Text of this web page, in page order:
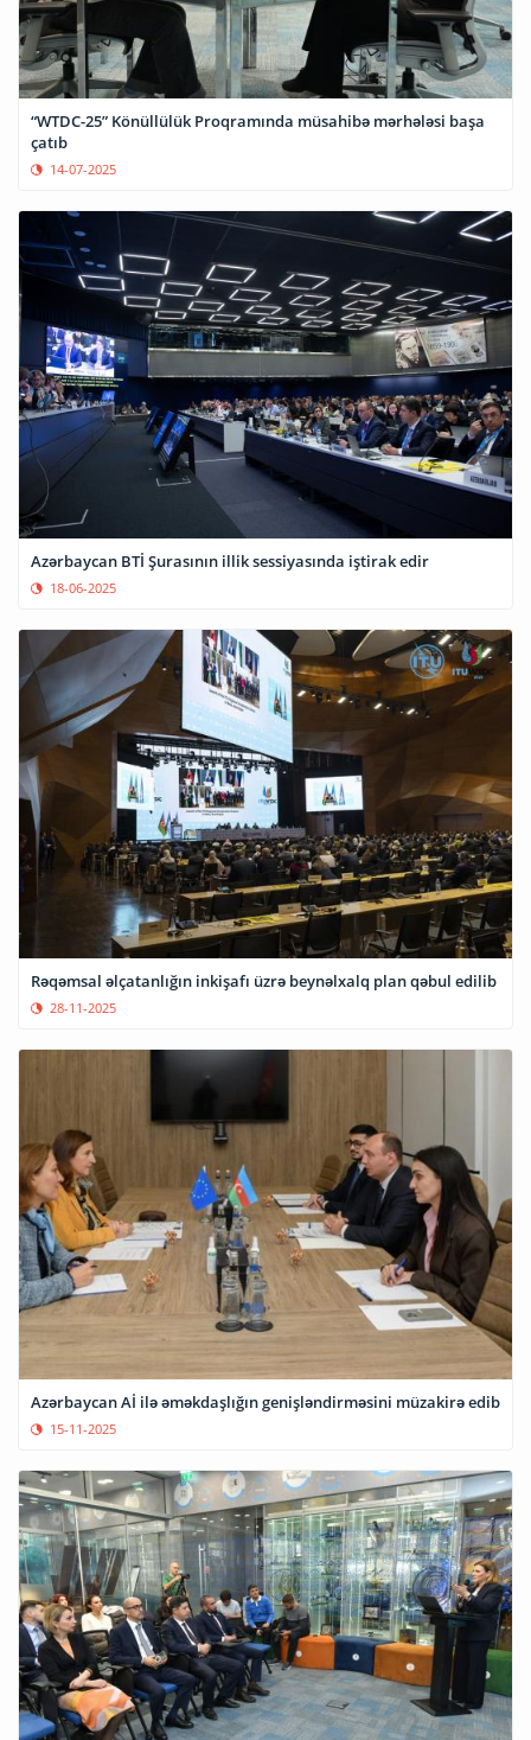
“WTDC-25” Könüllülük Proqramında müsahibə mərhələsi başa
çatıb
14-07-2025
Azərbaycan BTİ Şurasının illik sessiyasında iştirak edir
18-06-2025
Rəqəmsal əlçatanlığın inkişafı üzrə beynəlxalq plan qəbul edilib
28-11-2025
Azərbaycan Aİ ilə əməkdaşlığın genişləndirməsini müzakirə edib
15-11-2025